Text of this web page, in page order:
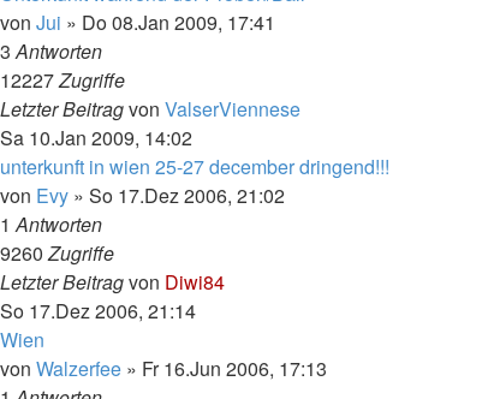
von Jui » Do 08.Jan 2009, 17:41
3Antworten
12227Zugriffe
Letzter Beitragvon ValserViennese
Sa 10.Jan 2009, 14:02
unterkunft in wien 25-27 december dringend!!!
von Evy » So 17.Dez 2006, 21:02
1Antworten
9260Zugriffe
Letzter Beitragvon Diwi84
So 17.Dez 2006, 21:14
Wien
von Walzerfee » Fr 16.Jun 2006, 17:13